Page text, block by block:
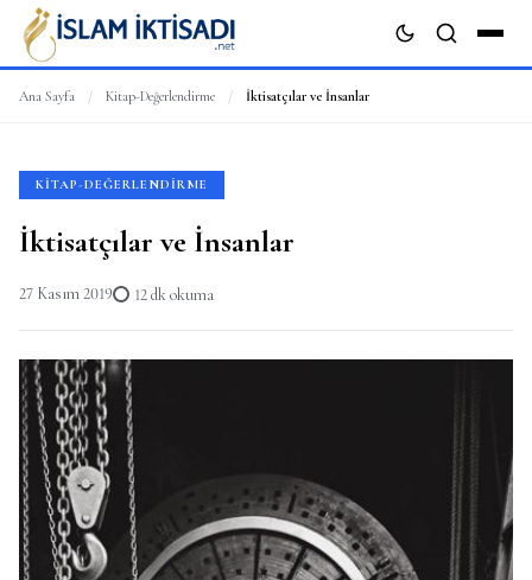
Ana Sayfa / Kitap-Değerlendirme / İktisatçılar ve İnsanlar
KITAP-DEĞERLENDIRME
İktisatçılar ve İnsanlar
27 Kasım 2019 12 dk okuma